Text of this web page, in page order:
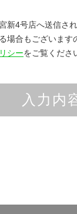
新4号店へ送信され
場合もございます
シーをご覧くださ
入力内